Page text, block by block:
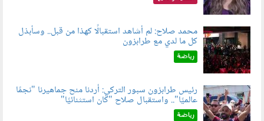
060802.jpg
محمد صلاح: لم أشاهد استقبالًا كهذا من قبل.. وسأبذل
كل ما لدي مع طرابزون
رياضة
060803.jpg
رئيس طرابزون سبور التركي: أردنا منح جماهيرنا "نجمًا
عالميًا".. واستقبال صلاح "كان استثنائيًا"
رياضة